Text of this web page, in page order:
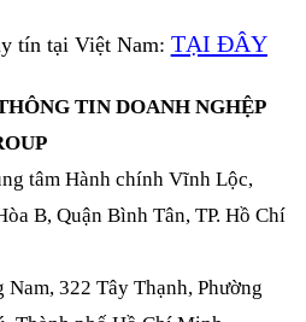
tín tại Việt Nam: TẠI ĐÂY
TIN DOANH NGHỆP
tâm Hành chính Vĩnh Lộc,
B, Quận Bình Tân, TP. Hồ Chí
322 Tây Thạnh, Phường